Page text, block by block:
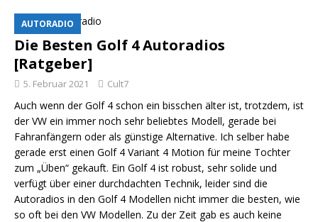
AUTORADIO
Die Besten Golf 4 Autoradios
[Ratgeber]
5. Februar 2021 Cult7
Auch wenn der Golf 4 schon ein bisschen älter ist, trotzdem, ist
der VW ein immer noch sehr beliebtes Modell, gerade bei
Fahranfängern oder als günstige Alternative. Ich selber habe
gerade erst einen Golf 4 Variant 4 Motion für meine Tochter
zum „Üben“ gekauft. Ein Golf 4 ist robust, sehr solide und
verfügt über einer durchdachten Technik, leider sind die
Autoradios in den Golf 4 Modellen nicht immer die besten, wie
so oft bei den VW Modellen. Zu der Zeit gab es auch keine